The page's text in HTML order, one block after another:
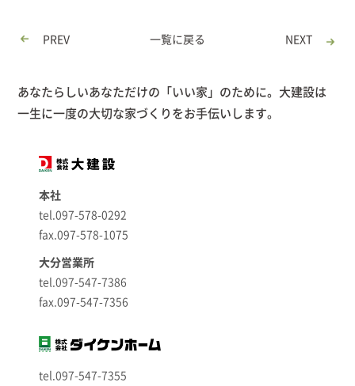
PREV 一覧に戻る NEXT
あなたらしいあなただけの「いい家」のために。大建設は
一生に一度の大切な家づくりをお手伝いします。
本社
tel.097-578-0292
fax.097-578-1075
大分営業所
tel.097-547-7386
fax.097-547-7356
tel.097-547-7355